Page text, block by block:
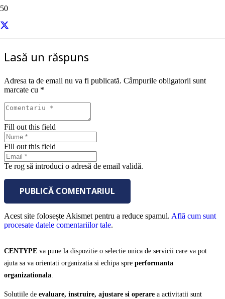
Lasă un răspuns
Adresa ta de email nu va fi publicată. Câmpurile obligatorii sunt
marcate cu *
Fill out this field
Fill out this field
Te rog să introduci o adresă de email validă.
PUBLICĂ COMENTARIUL
Acest site folosește Akismet pentru a reduce spamul. Află cum sunt
procesate datele comentariilor tale.
CENTYPE va pune la dispozitie o selectie unica de servicii care va pot
ajuta sa va orientati organizatia si echipa spre performanta
organizationala
Solutiile de evaluare, instruire, ajustare si operare a activitatii sunt